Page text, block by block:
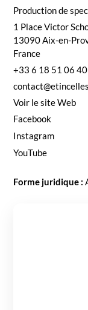
Pro­duc­tion de
1 Place Vic­tor
13090Aix-en-
France
+33 6 18 51 06 40
Voir le site Web
Face­book
Insta­gram
YouTube
Forme juridique :